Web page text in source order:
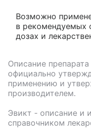
Возможно
в рекомендуемых
дозах и
Описание препарата
официально
применению и
производителем.
Эвикт - описание и
справочником